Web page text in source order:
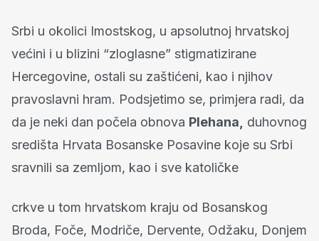
Srbi u okolici Imostskog, u apsolutnoj hrvatskoj
većini i u blizini “zloglasne” stigmatizirane
Hercegovine, ostali su zaštićeni, kao i njihov
pravoslavni hram. Podsjetimo se, primjera radi, da
da je neki dan počela obnova Plehana, duhovnog
središta Hrvata Bosanske Posavine koje su Srbi
sravnili sa zemljom, kao i sve katoličke
crkve u tom hrvatskom kraju od Bosanskog
Broda, Foče, Modriče, Dervente, Odžaku, Donjem